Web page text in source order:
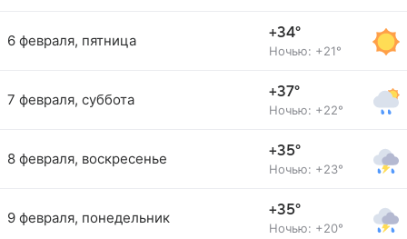
6 февраля, пятница +34°
Ночью: +21°
7 февраля, суббота +37°
Ночью: +22°
8 февраля, воскресенье +35°
Ночью: +23°
9 февраля, понедельник +35°
Ночью: +20°